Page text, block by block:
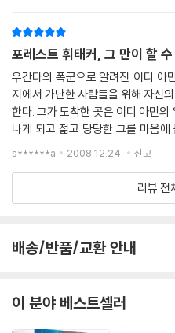
포레스트 휘태커, 그 만이 할
우간다의 폭군으로 알려진 이디 아
지에서 가난한 사람들을 위해 자신
한다. 그가 도착한 곳은 이디 아민
나게 되고 젊고 당당한 그를 마음
로 고용한다.인간적인 모습에서 점
s******a 2008.12.24. 신고
리뷰 전
배송/반품/교환 안내
이 분야 베스트셀러